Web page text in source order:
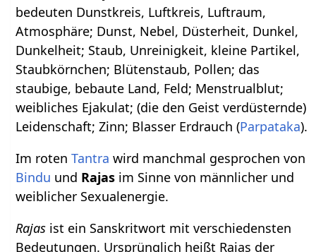
bedeuten Dunstkreis, Luftkreis, Luftraum,
Atmosphäre; Dunst, Nebel, Düsterheit, Dunkel,
Dunkelheit; Staub, Unreinigkeit, kleine Partikel,
Staubkörnchen; Blütenstaub, Pollen; das
staubige, bebaute Land, Feld; Menstrualblut;
weibliches Ejakulat; (die den Geist verdüsternde)
Leidenschaft; Zinn; Blasser Erdrauch (Parpataka).
Im rotenTantra wird manchmal gesprochen von
Bindu und Rajas im Sinne von männlicher und
weiblicher Sexualenergie.
Rajas ist ein Sanskritwort mit verschiedensten
Bedeutungen. Ursprünglich heißt Rajas der